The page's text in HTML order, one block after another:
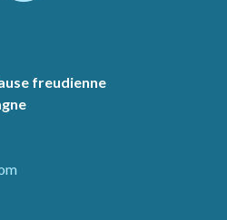
freudienne